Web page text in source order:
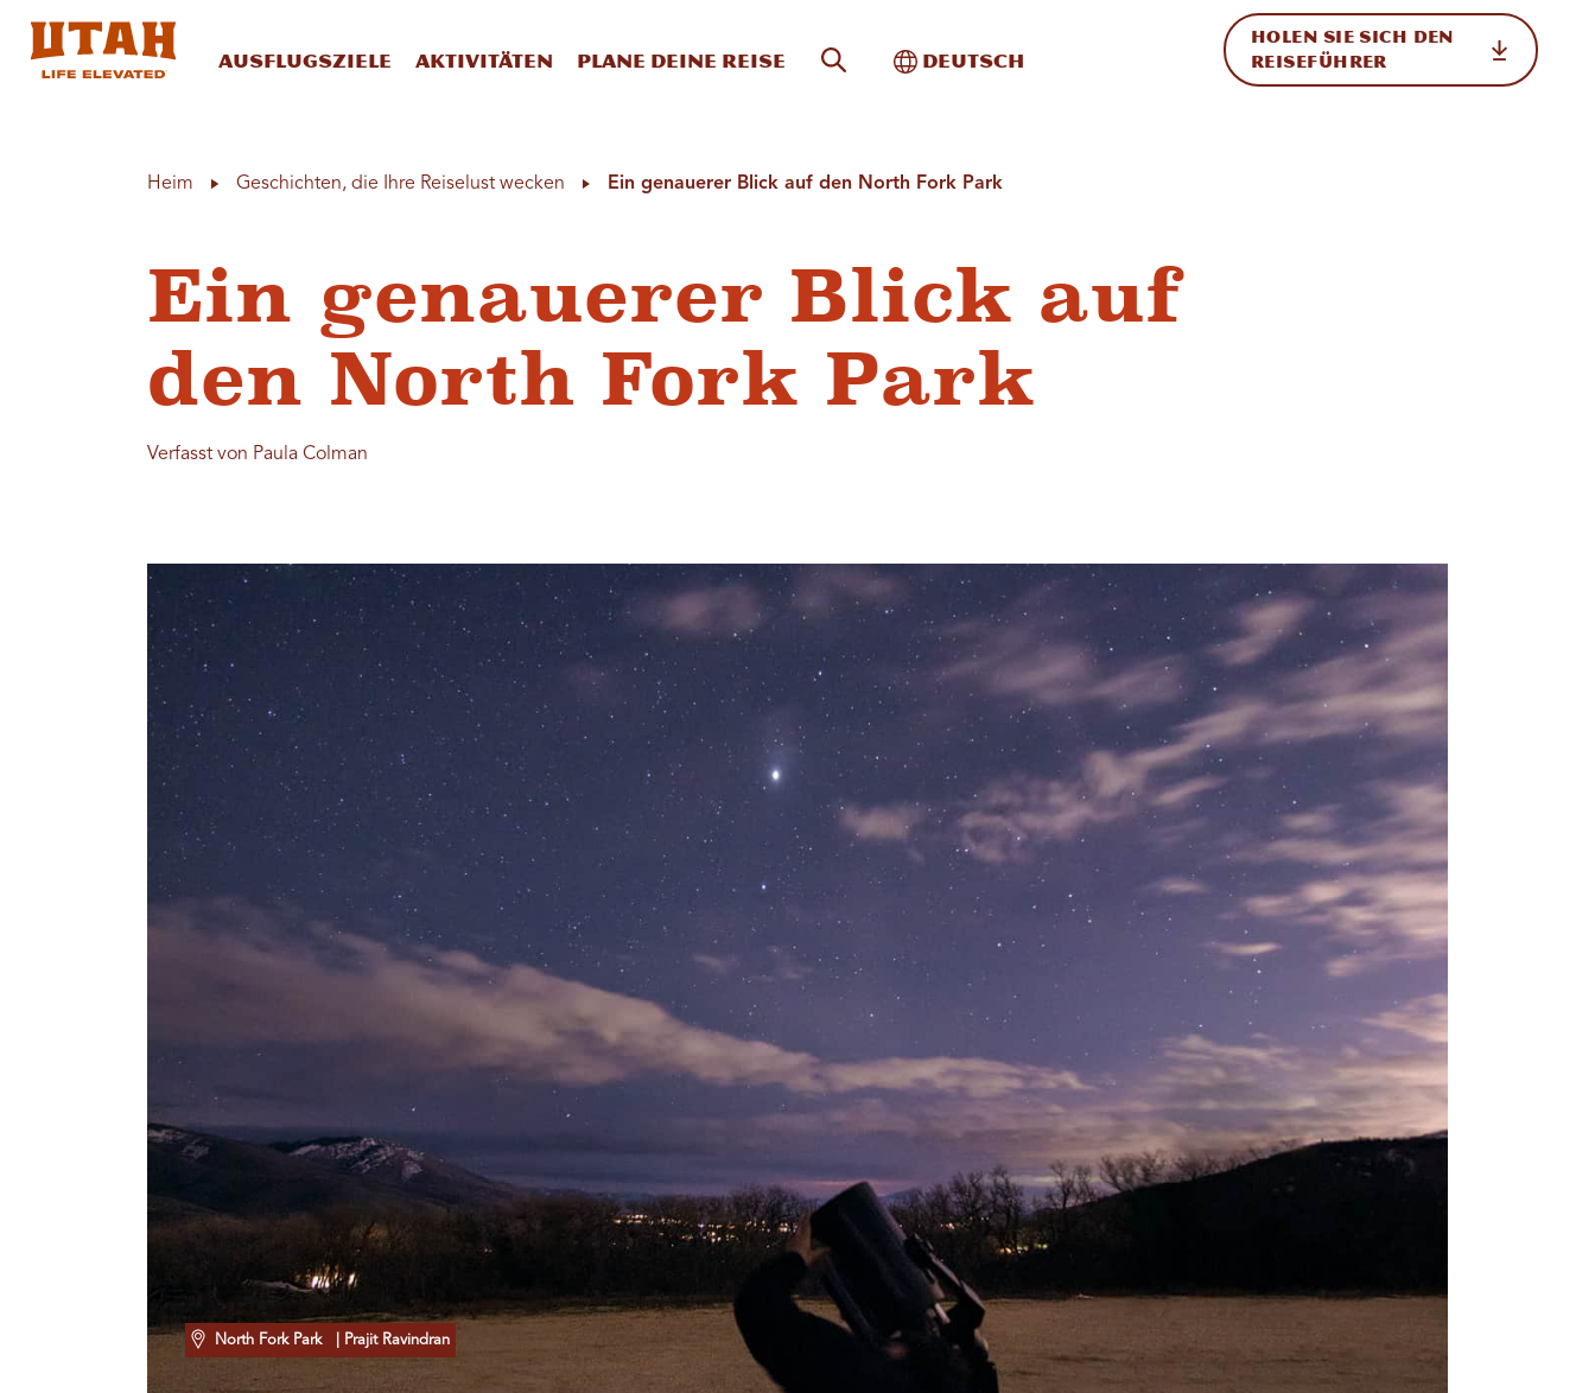
Ausflugsziele Aktivitäten Plane deine Reise Website-Suche
Toggle International
Deutsch
HOLEN SIE SICH DEN
REISEFÜHRER
Heim Geschichten, die Ihre Reiselust wecken Ein genauerer Blick auf den North Fork Park
Ein genauerer Blick auf
den North Fork Park
Verfasst von Paula Colman
North Fork Park | Prajit Ravindran